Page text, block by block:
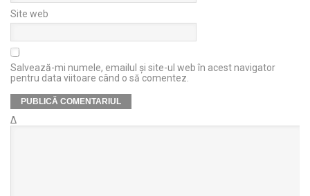
Site web
Salvează-mi numele, emailul și site-ul web în acest navigator
pentru data viitoare când o să comentez.
Δ